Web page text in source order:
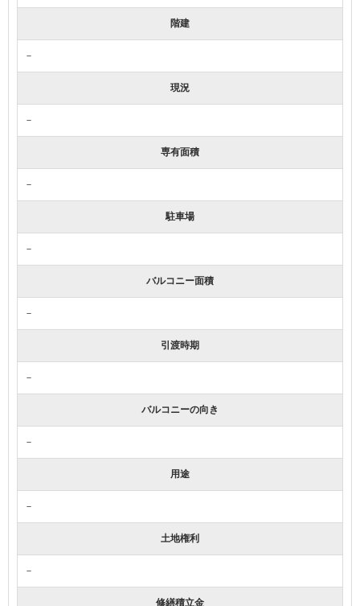
階建
－
現況
－
専有面積
－
駐車場
－
バルコニー面積
－
引渡時期
－
バルコニーの向き
－
用途
－
土地権利
－
修繕積立金